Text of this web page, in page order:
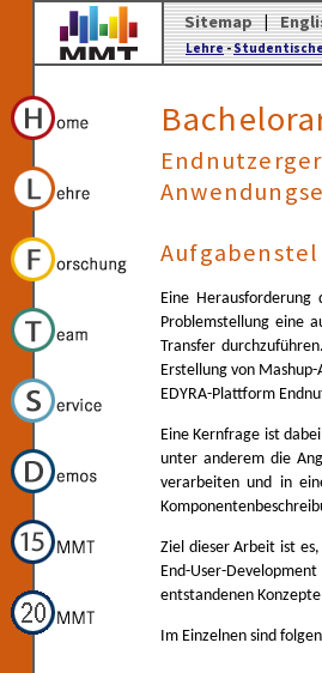
Sitemap |
Lehre-
Eine
Problemstellung eine
Transfer
Erstellung von
EDYRA-Plattform
Eine Kernfrage ist
unter anderem die
verarbeiten und in
Ziel dieser Arbeit ist
End-User-
entstandenen
Im Einzelnen sind